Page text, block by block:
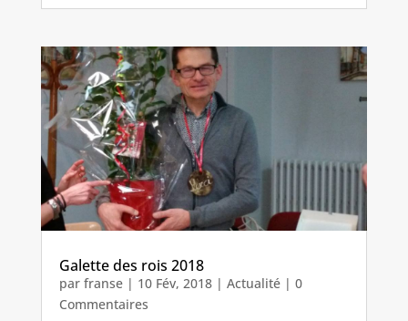
Galette des rois 2018
par franse| 10 Fév, 2018| Actualité| 0
Commentaires